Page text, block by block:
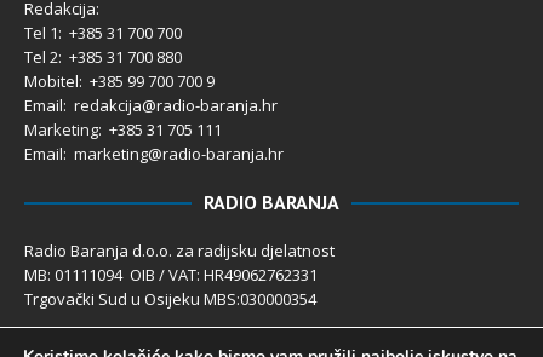
Redakcija:
Tel 1: +385 31 700 700
Tel 2: +385 31 700 880
Mobitel: +385 99 700 700 9
Email: redakcija@radio-baranja.hr
Marketing: +385 31 705 111
Email: marketing@radio-baranja.hr
RADIO BARANJA
Radio Baranja d.o.o. za radijsku djelatnost
MB: 01111094 OIB / VAT: HR49062762331
Trgovački Sud u Osijeku MBS:030000354
Temeljni kapital 2.600,00 € uplaćen u cijelosti